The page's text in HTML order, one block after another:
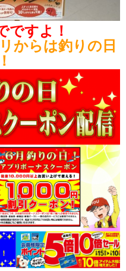
ですよ！
からは釣りの日